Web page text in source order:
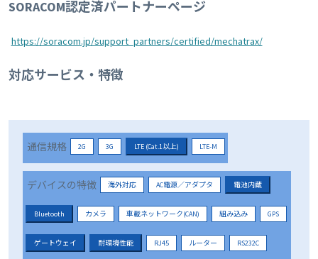
SORACOM認定済パートナーページ
https://soracom.jp/support_partners/certified/mechatrax/
対応サービス・特徴
通信規格 2G 3G LTE (Cat.1以上) LTE-M
デバイスの特徴 海外対応 AC電源／アダプタ 電池内蔵
Bluetooth カメラ 車載ネットワーク(CAN) 組み込み GPS
ゲートウェイ 耐環境性能 RJ45 ルーター RS232C